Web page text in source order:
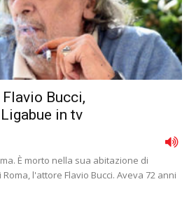
Flavio Bucci,
in tv
È morto nella sua abitazione di
l'attore Flavio Bucci. Aveva 72 anni